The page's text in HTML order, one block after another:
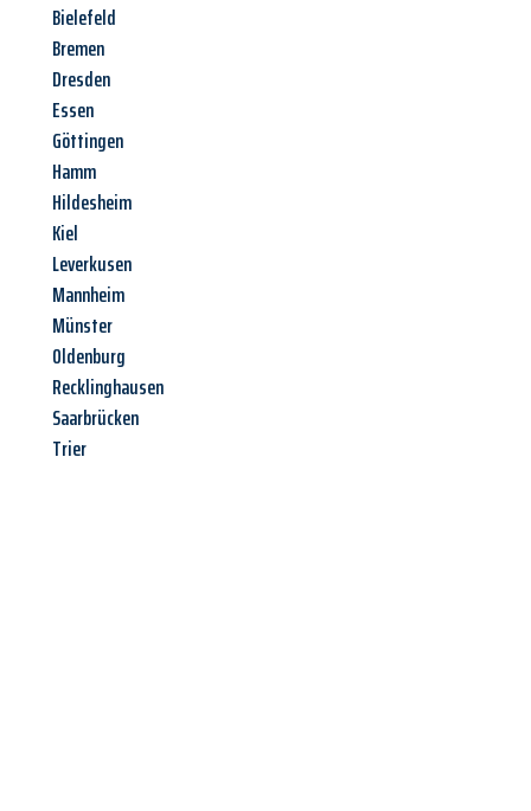
Bielefeld
Bremen
Dresden
Essen
Göttingen
Hamm
Hildesheim
Kiel
Leverkusen
Mannheim
Münster
Oldenburg
Recklinghausen
Saarbrücken
Trier